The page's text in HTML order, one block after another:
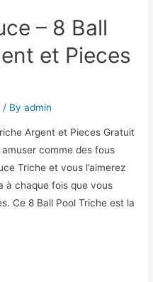
– 8 Ball
et Pieces
/ Byadmin
Argent et Pieces Gratuit
comme des fous
Triche et vous l’aimerez
à chaque fois que vous
Ce 8 Ball Pool Triche est la